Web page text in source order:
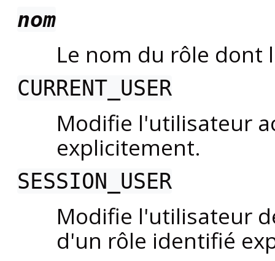
nom
Le nom du rôle
CURRENT_USER
Modifie l'utilisateur
explicitement.
SESSION_USER
Modifie l'utilisateur
d'un rôle identifié